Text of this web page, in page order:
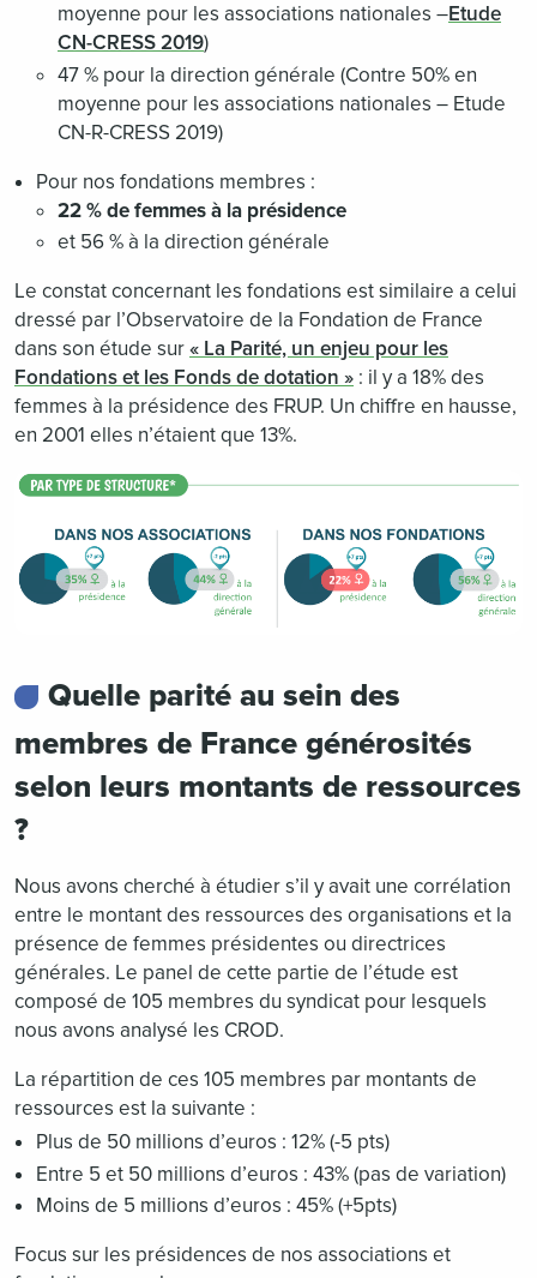
moyenne pour les associations nationales –Etude
CN-CRESS 2019)
47 % pour la direction générale (Contre 50% en
moyenne pour les associations nationales – Etude
CN-R-CRESS 2019)
Pour nos fondations membres :
22 % de femmes à la présidence
et 56 % à la direction générale
Le constat concernant les fondations est similaire a celui
dressé par l’Observatoire de la Fondation de France
dans son étude sur« La Parité, un enjeu pour les
Fondations et les Fonds de dotation » : il y a 18% des
femmes à la présidence des FRUP. Un chiffre en hausse,
en 2001 elles n’étaient que 13%.
Quelle parité au sein des
membres de France générosités
selon leurs montants de ressources
?
Nous avons cherché à étudier s’il y avait une corrélation
entre le montant des ressources des organisations et la
présence de femmes présidentes ou directrices
générales. Le panel de cette partie de l’étude est
composé de 105 membres du syndicat pour lesquels
nous avons analysé les CROD.
La répartition de ces 105 membres par montants de
ressources est la suivante :
Plus de 50 millions d’euros : 12% (-5 pts)
Entre 5 et 50 millions d’euros : 43% (pas de variation)
Moins de 5 millions d’euros : 45% (+5pts)
Focus sur les présidences de nos associations et